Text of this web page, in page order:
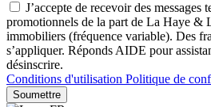
J’accepte de recevoir des messages
promotionnels de la part de La Haye &
immobiliers (fréquence variable). Des
s’appliquer. Réponds AIDE pour
désinscrire.
Conditions d'utilisation Politique de
Soumettre